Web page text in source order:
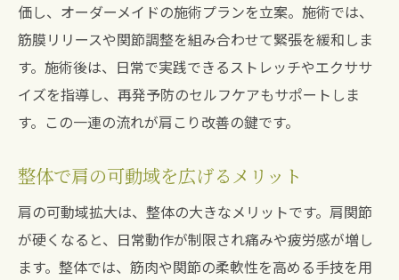
価し、オーダーメイドの施術プランを立案。施術では、
筋膜リリースや関節調整を組み合わせて緊張を緩和しま
す。施術後は、日常で実践できるストレッチやエクササ
イズを指導し、再発予防のセルフケアもサポートしま
す。この一連の流れが肩こり改善の鍵です。
整体で肩の可動域を広げるメリット
肩の可動域拡大は、整体の大きなメリットです。肩関節
が硬くなると、日常動作が制限され痛みや疲労感が増し
ます。整体では、筋肉や関節の柔軟性を高める手技を用